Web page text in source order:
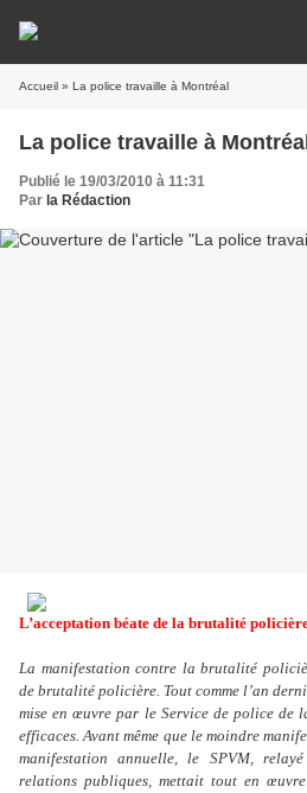
Accueil » La police travaille à Montréal
La police travaille à Montréal
Publié le 19/03/2010 à 11:31
Par la Rédaction
L’acceptation béate de la brutalité
La manifestation contre la brutalité
de brutalité policière. Tout comme l’an
mise en œuvre par le Service de police de
efficaces. Avant même que le moindre
manifestation annuelle, le SPVM,
relations publiques, mettait tout en